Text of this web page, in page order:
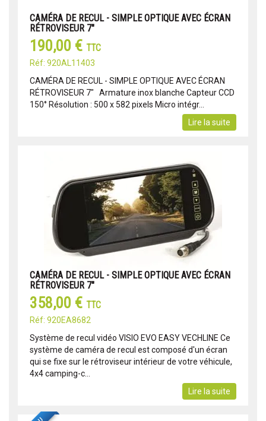
CAMÉRA DE RECUL - SIMPLE OPTIQUE AVEC ÉCRAN
RÉTROVISEUR 7"
190,00 € TTC
Réf: 920AL11403
CAMÉRA DE RECUL - SIMPLE OPTIQUE AVEC ÉCRAN
RÉTROVISEUR 7" Armature inox blanche Capteur CCD
150° Résolution : 500 x 582 pixels Micro intégr...
Lire la suite
CAMÉRA DE RECUL - SIMPLE OPTIQUE AVEC ÉCRAN
RÉTROVISEUR 7"
358,00 € TTC
Réf: 920EA8682
Système de recul vidéo VISIO EVO EASY VECHLINE Ce
système de caméra de recul est composé d'un écran
qui se fixe sur le rétroviseur intérieur de votre véhicule,
4x4 camping-c...
Lire la suite